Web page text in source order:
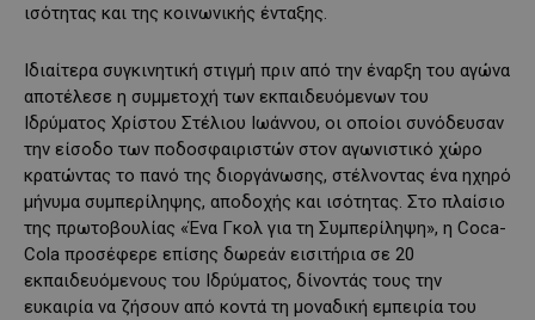
ισότητας και της κοινωνικής ένταξης.
Ιδιαίτερα συγκινητική στιγμή πριν από την έναρξη του αγώνα
αποτέλεσε η συμμετοχή των εκπαιδευόμενων του
Ιδρύματος Χρίστου Στέλιου Ιωάννου, οι οποίοι συνόδευσαν
την είσοδο των ποδοσφαιριστών στον αγωνιστικό χώρο
κρατώντας το πανό της διοργάνωσης, στέλνοντας ένα ηχηρό
μήνυμα συμπερίληψης, αποδοχής και ισότητας. Στο πλαίσιο
της πρωτοβουλίας «Ένα Γκολ για τη Συμπερίληψη», η Coca-
Cola προσέφερε επίσης δωρεάν εισιτήρια σε 20
εκπαιδευόμενους του Ιδρύματος, δίνοντάς τους την
ευκαιρία να ζήσουν από κοντά τη μοναδική εμπειρία του